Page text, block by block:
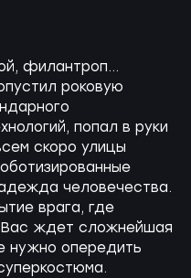
филантроп...
роковую
попал в руки
скоро улицы
человечества.
врага, где
ждет сложнейшая
нужно опередить